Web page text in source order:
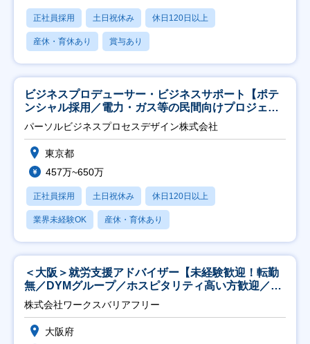
正社員採用 土日祝休み 休日120日以上
産休・育休あり 賞与あり
ビジネスプロデューサー・ビジネスサポート【ポテ
ンシャル採用／電力・ガス等の民間向けプロジェク
ト推進】
パーソルビジネスプロセスデザイン株式会社
東京都
457万~650万
正社員採用 土日祝休み 休日120日以上
業界未経験OK 産休・育休あり
＜大阪＞就労支援アドバイザー【未経験歓迎！転勤
無／DYMグループ／ホスピタリティ高い方歓迎／土
日祝】
株式会社ワークスバリアフリー
大阪府